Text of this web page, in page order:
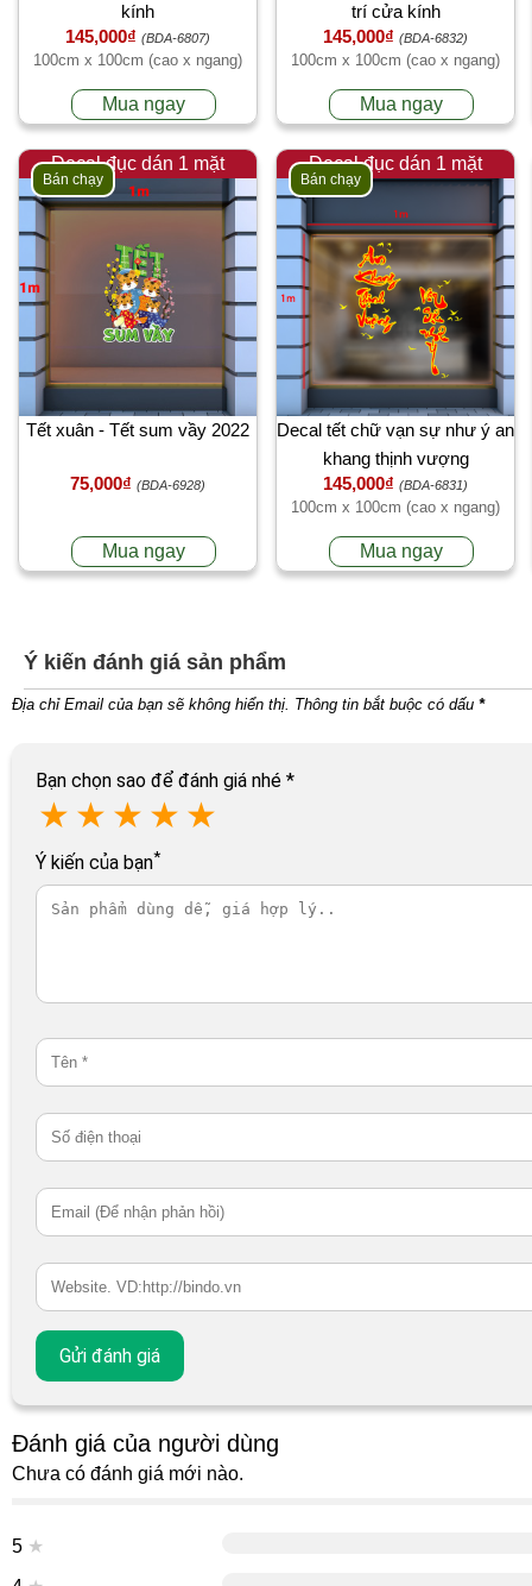
kính
145,000₫ (BDA-6807)
100cm x 100cm (cao x ngang)
Mua ngay
trí cửa kính
145,000₫ (BDA-6832)
100cm x 100cm (cao x ngang)
Mua ngay
Decal đục dán 1 mặt
Bán chạy
Tết xuân - Tết sum vầy 2022
75,000₫ (BDA-6928)
Mua ngay
Decal đục dán 1 mặt
Bán chạy
Decal tết chữ vạn sự như ý an
khang thịnh vượng
145,000₫ (BDA-6831)
100cm x 100cm (cao x ngang)
Mua ngay
Ý kiến đánh giá sản phẩm
Địa chỉ Email của bạn sẽ không hiển thị. Thông tin bắt buộc có dấu *
Bạn chọn sao để đánh giá nhé *
★ ★ ★ ★ ★
Ý kiến của bạn*
Đánh giá của người dùng
Chưa có đánh giá mới nào.
5 ★